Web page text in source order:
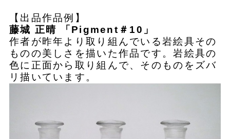
【出品作品例】
藤城 正晴 「Pigment＃10 」
作者が昨年より取り組んでいる岩絵具その
ものの美しさを描いた作品です。岩絵具の
色に正面から取り組んで、そのものをズバ
リ描いています。